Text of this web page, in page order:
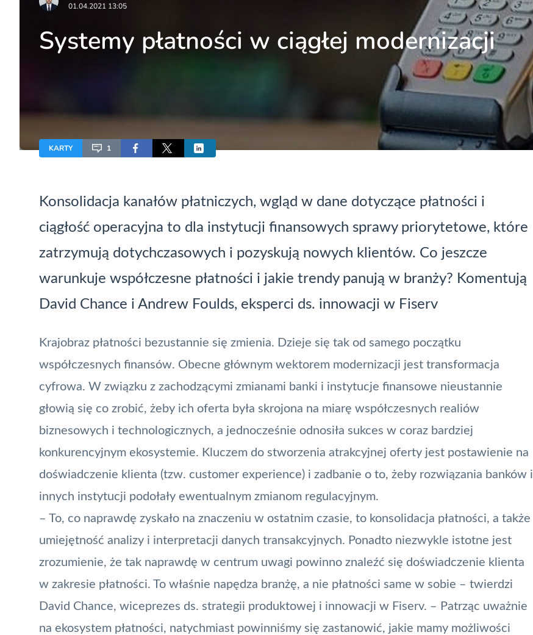
01.04.2021 13:05
Systemy płatności w ciągłej modernizacji
KARTY 1
Konsolidacja kanałów płatniczych, wgląd w dane dotyczące płatności i
ciągłość operacyjna to dla instytucji finansowych sprawy priorytetowe, które
zatrzymują dotychczasowych i pozyskują nowych klientów. Co jeszcze
warunkuje współczesne płatności i jakie trendy panują w branży? Komentują
David Chance i Andrew Foulds, eksperci ds. innowacji w Fiserv
Krajobraz płatności bezustannie się zmienia. Dzieje się tak od samego początku
współczesnych finansów. Obecne głównym wektorem modernizacji jest transformacja
cyfrowa. W związku z zachodzącymi zmianami banki i instytucje finansowe nieustannie
głowią się co zrobić, żeby ich oferta była skrojona na miarę współczesnych realiów
biznesowych i technologicznych, a jednocześnie odnosiła sukces w coraz bardziej
konkurencyjnym ekosystemie. Kluczem do stworzenia atrakcyjnej oferty jest postawienie na
doświadczenie klienta (tzw. customer experience) i zadbanie o to, żeby rozwiązania banków i
innych instytucji podołały ewentualnym zmianom regulacyjnym.
– To, co naprawdę zyskało na znaczeniu w ostatnim czasie, to konsolidacja płatności, a także
umiejętność analizy i interpretacji danych transakcyjnych. Ponadto niezwykle istotne jest
zrozumienie, że tak naprawdę w centrum uwagi powinno znaleźć się doświadczenie klienta
w zakresie płatności. To właśnie napędza branżę, a nie płatności same w sobie – twierdzi
David Chance, wiceprezes ds. strategii produktowej i innowacji w Fiserv. – Patrząc uważnie
na ekosystem płatności, natychmiast powinniśmy się zastanowić, jakie mamy możliwości